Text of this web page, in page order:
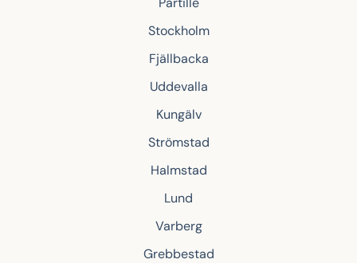
Stockholm
Fjällbacka
Uddevalla
Kungälv
Strömstad
Halmstad
Lund
Varberg
Grebbestad